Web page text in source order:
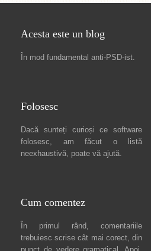
Acesta este un blog
În mod fundamental anti-PSD-ist.
Folosesc
Dacă sunteți curioși ce software
folosesc, am făcut o listă
neexhaustivă, poate vă ajută.
Cum comentez
În primul rând, comentariile
trebuiesc scrise cât mai corect, din